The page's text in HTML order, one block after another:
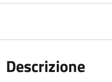
Descrizione